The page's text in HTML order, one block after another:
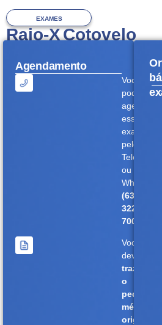
EXAMES
Raio-X Cotovelo
Agendamento
Você
pode
agendar
esse
exame
pelo
Telefone
ou
WhatsApp
(63)
3228-
7000.
Você
deverá
trazer
o
pedido
médico
original